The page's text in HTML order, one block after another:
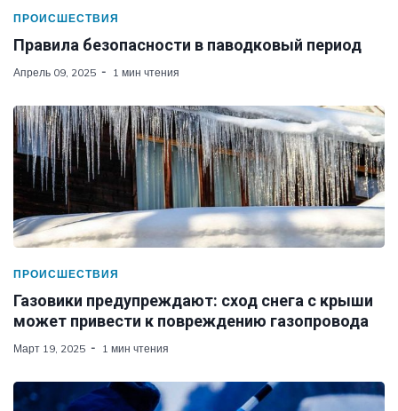
ПРОИСШЕСТВИЯ
Правила безопасности в паводковый период
Апрель 09, 2025 1 мин чтения
ПРОИСШЕСТВИЯ
Газовики предупреждают: сход снега с крыши
может привести к повреждению газопровода
Март 19, 2025 1 мин чтения